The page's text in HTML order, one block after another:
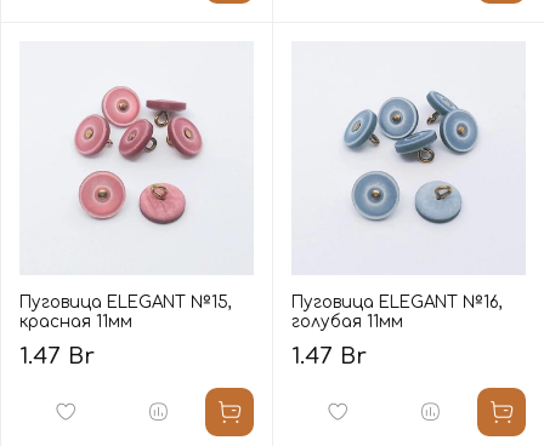
Пуговица ELEGANT №15,
красная 11мм
1.47 Br
Пуговица ELEGANT №16,
голубая 11мм
1.47 Br